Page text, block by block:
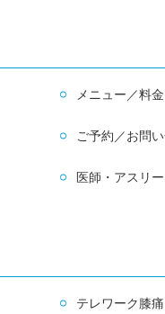
メニュー／料金
ご予約／お問
医師・アスリ
テレワーク膝痛